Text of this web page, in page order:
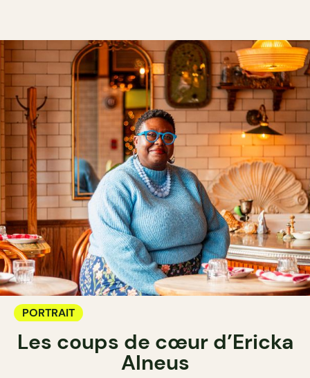
PORTRAIT
Les coups de cœur d’Ericka
Alneus